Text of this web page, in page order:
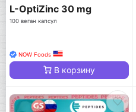
L-OptiZinc 30 mg
100 веган капсул
NOW Foods
В корзину